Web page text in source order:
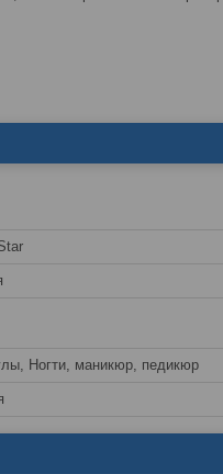
Ногти, маникюр, педикюр